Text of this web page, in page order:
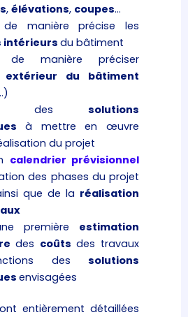
, élévations, coupes…
de manière précise les
intérieursdu bâtiment
de manière préciser
extérieur du bâtiment
des solutions
à mettre en œuvre
du projet
calendrier prévisionnel
des phases du projet
que de la réalisation
première estimation
des coûts des travaux
des solutions
envisagées
entièrement détaillées